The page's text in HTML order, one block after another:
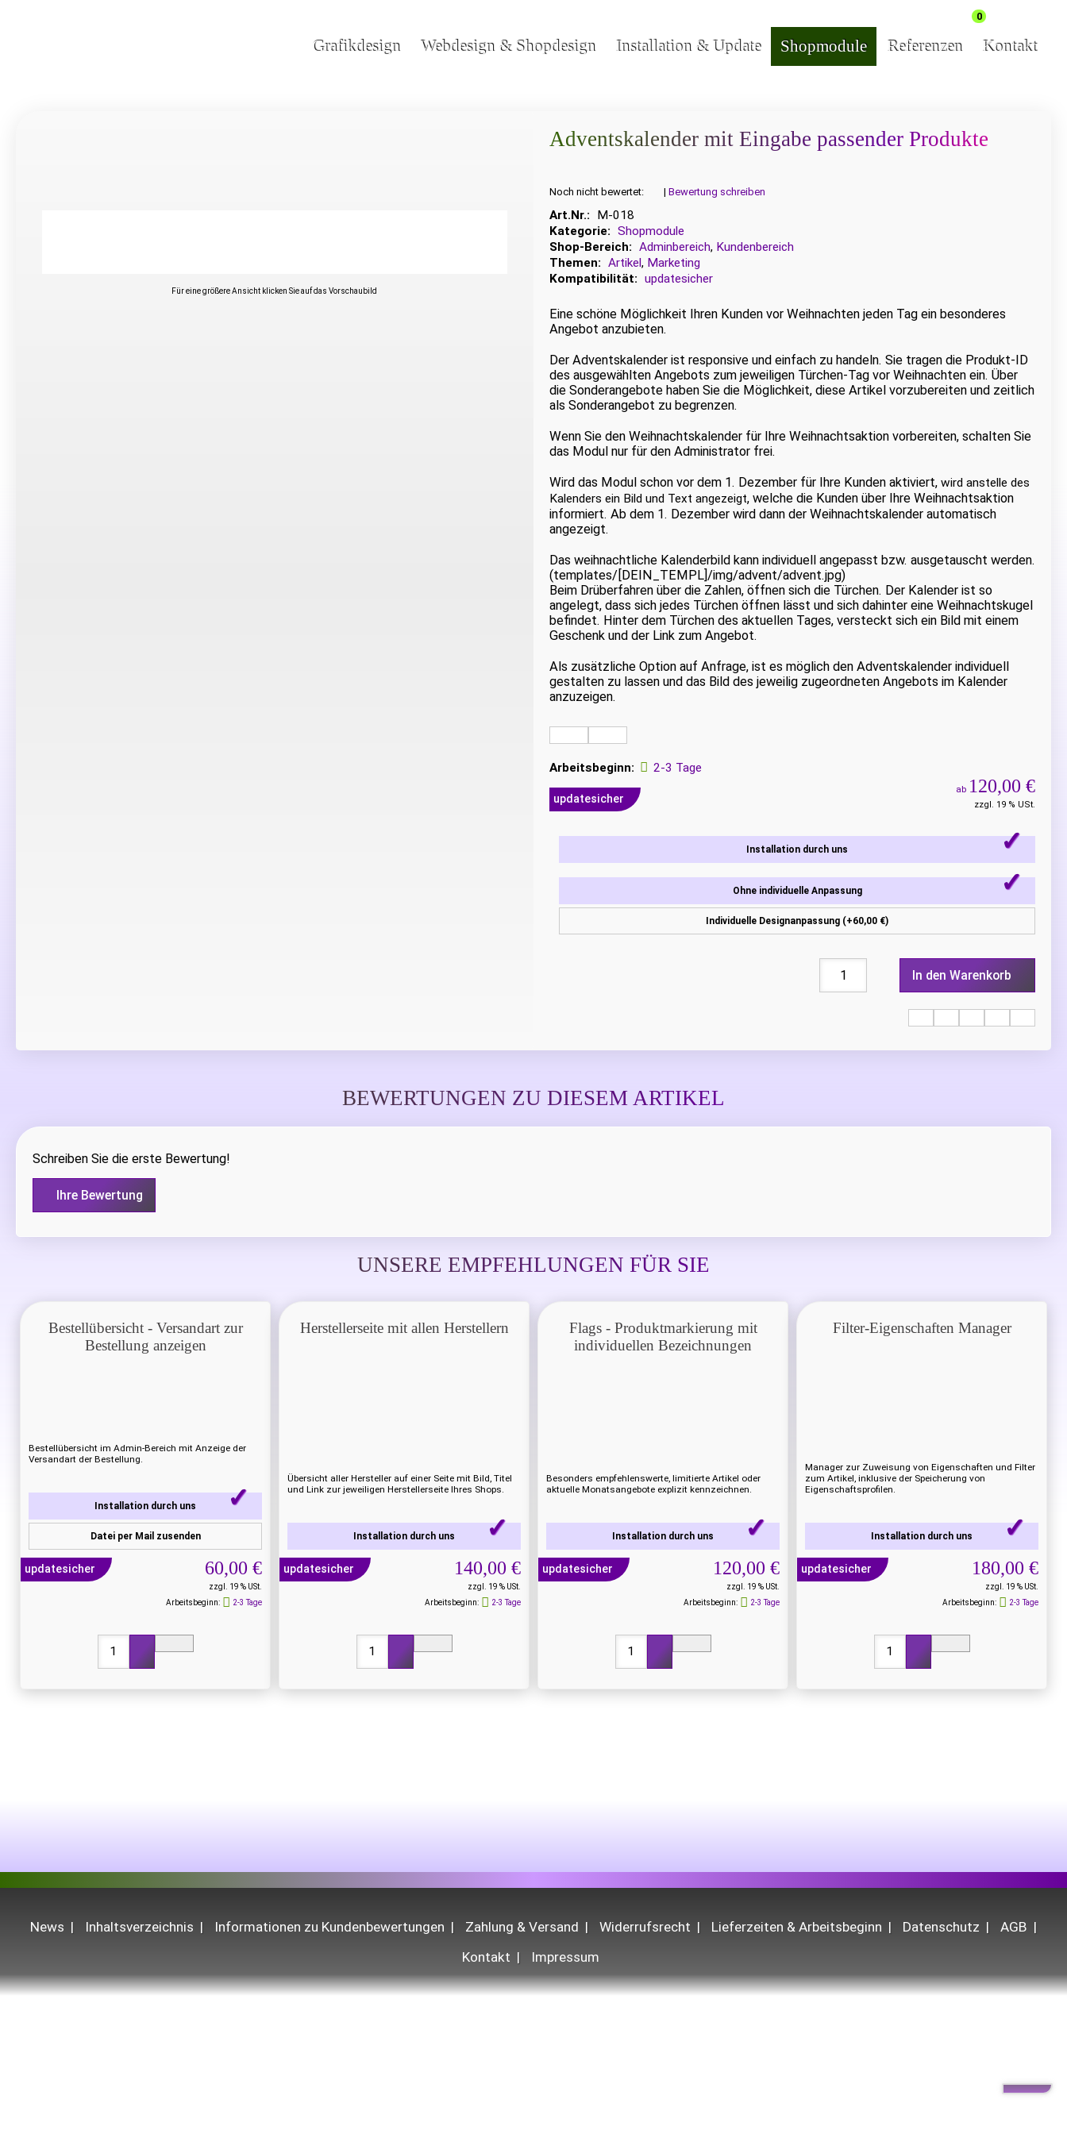
0
Grafikdesign Webdesign & Shopdesign Installation & Update Shopmodule Referenzen Kontakt
Für eine größere Ansicht klicken Sie auf das Vorschaubild
Adventskalender mit Eingabe passender Produkte
Noch nicht bewertet: | Bewertung schreiben
Art.Nr.:
M-018
Kategorie: Shopmodule
Shop-Bereich: Adminbereich, Kundenbereich
Themen: Artikel, Marketing
Kompatibilität: updatesicher
Eine schöne Möglichkeit Ihren Kunden vor Weihnachten jeden Tag ein besonderes
Angebot anzubieten.
Der Adventskalender ist responsive und einfach zu handeln. Sie tragen die Produkt-ID
des ausgewählten Angebots zum jeweiligen Türchen-Tag vor Weihnachten ein. Über
die Sonderangebote haben Sie die Möglichkeit, diese Artikel vorzubereiten und zeitlich
als Sonderangebot zu begrenzen.
Wenn Sie den Weihnachtskalender für Ihre Weihnachtsaktion vorbereiten, schalten Sie
das Modul nur für den Administrator frei.
Wird das Modul schon vor dem 1. Dezember für Ihre Kunden aktiviert, wird anstelle des
Kalenders ein Bild und Text angezeigt, welche die Kunden über Ihre Weihnachtsaktion
informiert. Ab dem 1. Dezember wird dann der Weihnachtskalender automatisch
angezeigt.
Das weihnachtliche Kalenderbild kann individuell angepasst bzw. ausgetauscht werden.
(templates/[DEIN_TEMPL]/img/advent/advent.jpg)
Beim Drüberfahren über die Zahlen, öffnen sich die Türchen. Der Kalender ist so
angelegt, dass sich jedes Türchen öffnen lässt und sich dahinter eine Weihnachtskugel
befindet. Hinter dem Türchen des aktuellen Tages, versteckt sich ein Bild mit einem
Geschenk und der Link zum Angebot.
Als zusätzliche Option auf Anfrage, ist es möglich den Adventskalender individuell
gestalten zu lassen und das Bild des jeweilig zugeordneten Angebots im Kalender
anzuzeigen.
Arbeitsbeginn: 2-3 Tage
updatesicher
ab 120,00 €
zzgl. 19 % USt.
Installation durch uns
Ohne individuelle Anpassung
Individuelle Designanpassung (+60,00 €)
In den Warenkorb
BEWERTUNGEN ZU DIESEM ARTIKEL
Schreiben Sie die erste Bewertung!
Ihre Bewertung
UNSERE EMPFEHLUNGEN FÜR SIE
Bestellübersicht - Versandart zur
Bestellung anzeigen
Bestellübersicht im Admin-Bereich mit Anzeige der
Versandart der Bestellung.
Installation durch uns
Datei per Mail zusenden
updatesicher 60,00 €
zzgl. 19 % USt.
Arbeitsbeginn:
2-3 Tage
Herstellerseite mit allen Herstellern
Übersicht aller Hersteller auf einer Seite mit Bild, Titel
und Link zur jeweiligen Herstellerseite Ihres Shops.
Installation durch uns
updatesicher 140,00 €
zzgl. 19 % USt.
Arbeitsbeginn:
2-3 Tage
Flags - Produktmarkierung mit
individuellen Bezeichnungen
Besonders empfehlenswerte, limitierte Artikel oder
aktuelle Monatsangebote explizit kennzeichnen.
Installation durch uns
updatesicher 120,00 €
zzgl. 19 % USt.
Arbeitsbeginn:
2-3 Tage
Filter-Eigenschaften Manager
Manager zur Zuweisung von Eigenschaften und Filter
zum Artikel, inklusive der Speicherung von
Eigenschaftsprofilen.
Installation durch uns
updatesicher 180,00 €
zzgl. 19 % USt.
Arbeitsbeginn:
2-3 Tage
News Inhaltsverzeichnis Informationen zu Kundenbewertungen Zahlung & Versand Widerrufsrecht Lieferzeiten & Arbeitsbeginn Datenschutz
AGB
Kontakt
Impressum